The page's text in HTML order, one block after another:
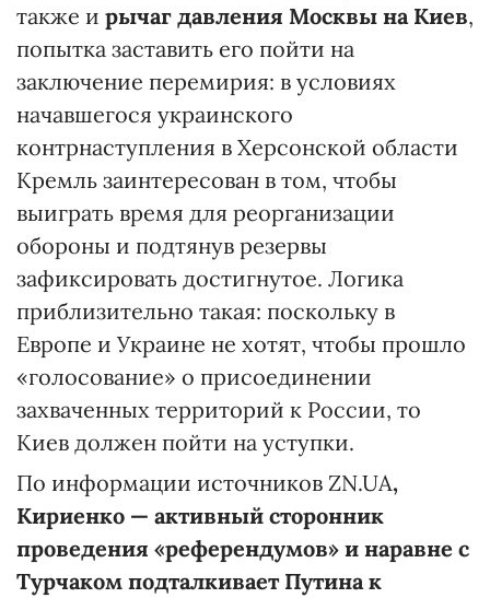
также и рычаг давления Москвы на Киев,
попытка заставить его пойти на
заключение перемирия: в условиях
начавшегося украинского
контрнаступления в Херсонской области
Кремль заинтересован в том, чтобы
выиграть время для реорганизации
обороны и подтянув резервы
зафиксировать достигнутое. Логика
приблизительно такая: поскольку в
Европе и Украине не хотят, чтобы прошло
«голосование» о присоединении
захваченных территорий к России, то
Киев должен пойти на уступки.
По информации источников ZN.UA,
Кириенко — активный сторонник
проведения «референдумов» и наравне с
Турчаком подталкивает Путина к